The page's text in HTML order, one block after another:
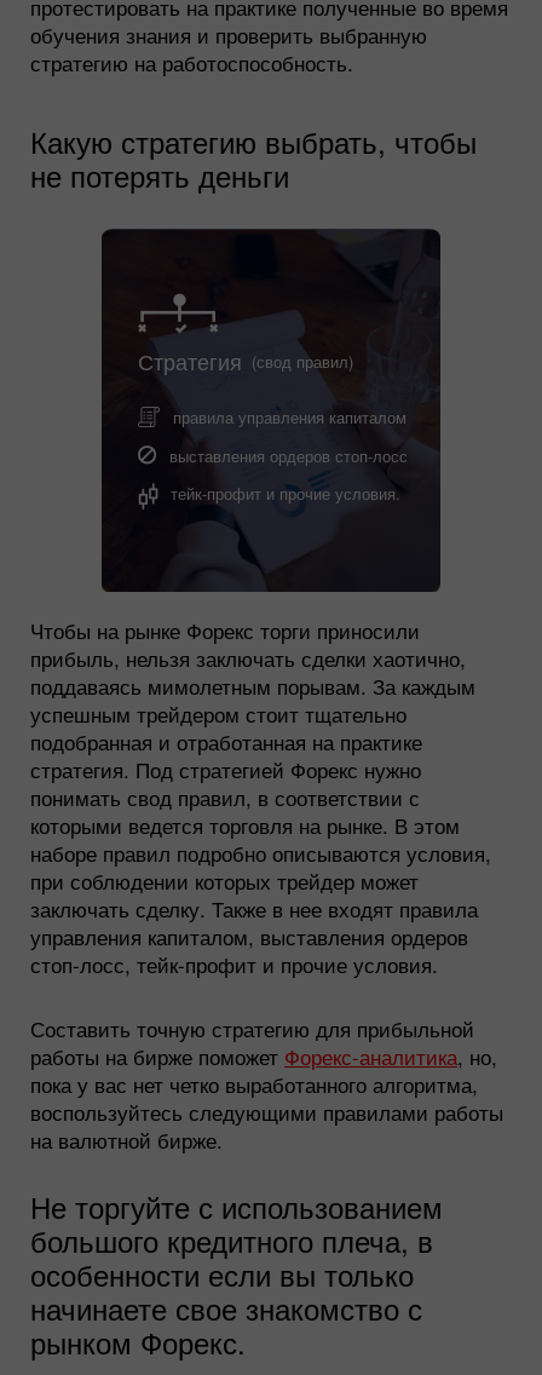
протестировать на практике полученные во время
обучения знания и проверить выбранную
стратегию на работоспособность.
Какую стратегию выбрать, чтобы
не потерять деньги
Стратегия (свод правил)
правила управления капиталом
выставления ордеров стоп-лосс
тейк-профит и прочие условия.
Чтобы на рынке Форекс торги приносили
прибыль, нельзя заключать сделки хаотично,
поддаваясь мимолетным порывам. За каждым
успешным трейдером стоит тщательно
подобранная и отработанная на практике
стратегия. Под стратегией Форекс нужно
понимать свод правил, в соответствии с
которыми ведется торговля на рынке. В этом
наборе правил подробно описываются условия,
при соблюдении которых трейдер может
заключать сделку. Также в нее входят правила
управления капиталом, выставления ордеров
стоп-лосс, тейк-профит и прочие условия.
Составить точную стратегию для прибыльной
работы на бирже поможет Форекс-аналитика, но,
пока у вас нет четко выработанного алгоритма,
воспользуйтесь следующими правилами работы
на валютной бирже.
Не торгуйте с использованием
большого кредитного плеча, в
особенности если вы только
начинаете свое знакомство с
рынком Форекс.